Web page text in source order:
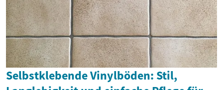
Selbstklebende Vinylböden: Stil,